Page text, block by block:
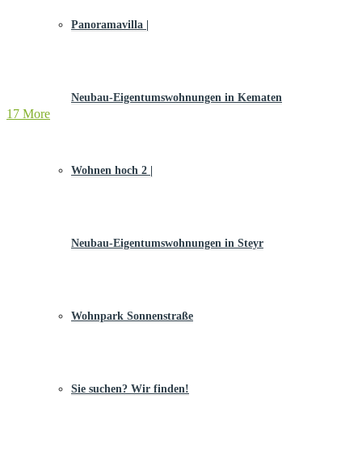
Panoramavilla |
Neubau-Eigentums­­wohnungen in Kematen
Wohnen hoch 2 |
Neubau-Eigentumswohnungen in Steyr
Wohnpark Sonnenstraße
Sie suchen? Wir finden!
17 More